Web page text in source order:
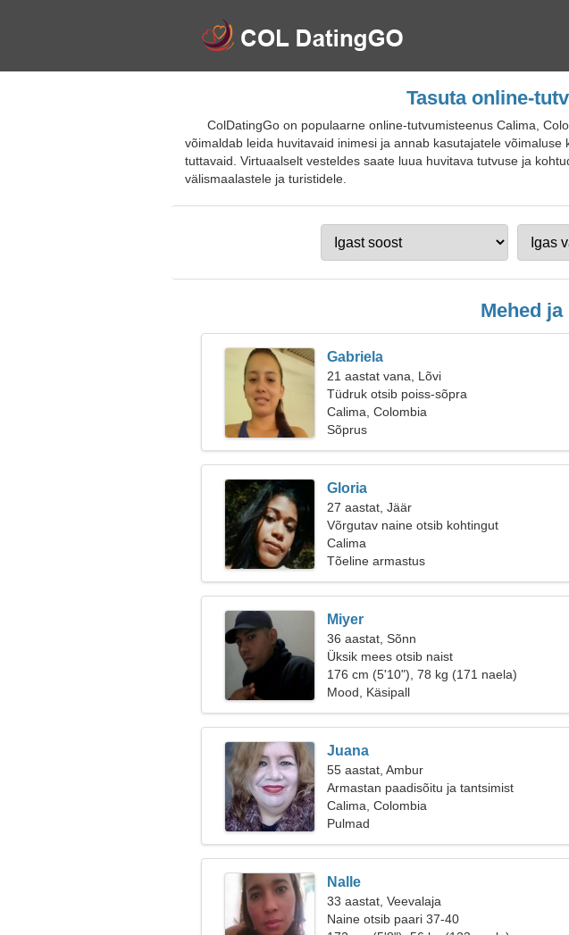
Tasuta online-
ColDatingGo on populaarne online-tutvumisteenus Calima,
võimaldab leida huvitavaid inimesi ja annab kasutajatele
tuttavaid. Virtuaalselt vesteldes saate luua huvitava tutvuse ja
välismaalastele ja turistidele.
Mehed
Gabriela
21 aastat vana, Lõvi
Tüdruk otsib poiss-sõpra
Calima, Colombia
Sõprus
Gloria
27 aastat, Jäär
Võrgutav naine otsib kohtingut
Calima
Tõeline armastus
Miyer
36 aastat, Sõnn
Üksik mees otsib naist
176 cm (5'10"), 78 kg (171 naela)
Mood, Käsipall
Juana
55 aastat, Ambur
Armastan paadisõitu ja tantsimist
Calima, Colombia
Pulmad
Nalle
33 aastat, Veevalaja
Naine otsib paari 37-40